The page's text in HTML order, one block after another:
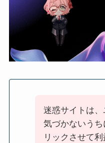
迷惑サイトは
気づかないうち
リックさせて